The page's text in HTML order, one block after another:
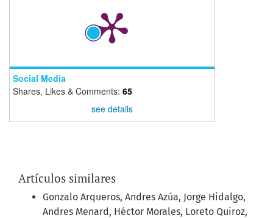
Social Media
Shares, Likes & Comments: 65
see details
Artículos similares
Gonzalo Arqueros, Andres Azúa, Jorge Hidalgo,
Andres Menard, Héctor Morales, Loreto Quiroz,